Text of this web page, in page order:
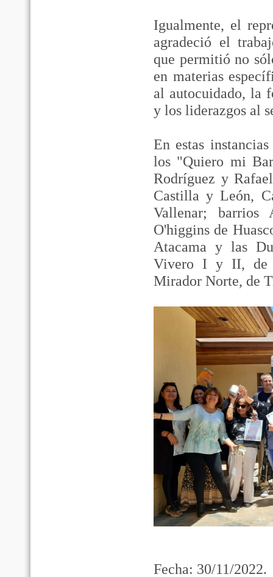
Igualmente, el
agradeció el
que permitió no
en materias
al autocuidado, la
y los liderazgos al
En estas
los "Quiero mi
Rodríguez y
Castilla y León,
Vallenar; barrios
O'higgins de
Atacama y las
Vivero I y II, de
Mirador Norte, de
Fecha: 30/11/2022.